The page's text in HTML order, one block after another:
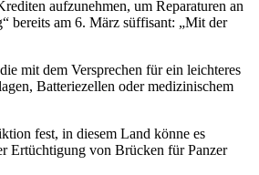
aufzunehmen, um Reparaturen an
bereits am 6. März süffisant: „Mit der
mit dem Versprechen für ein leichteres
Batteriezellen oder medizinischem
fest, in diesem Land könne es
Ertüchtigung von Brücken für Panzer